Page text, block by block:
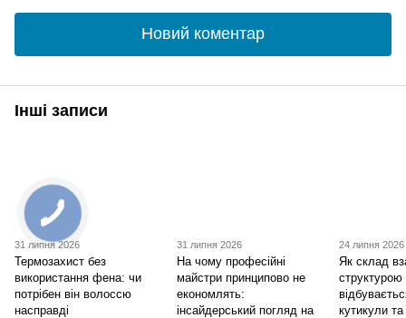
Новий коментар
Інші записи
31 липня 2026
Термозахист без
використання фена: чи
потрібен він волоссю
насправді
31 липня 2026
На чому професійні
майстри принципово не
економлять:
інсайдерський погляд на
24 липня 2026
Як склад
кутикули